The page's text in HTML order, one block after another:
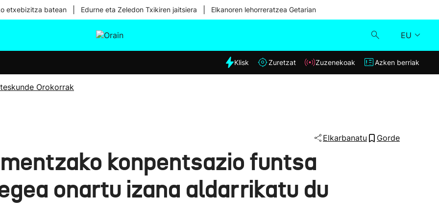
etxebizitza batean Edurne eta Zeledon Txikiren jaitsiera Elkanoren lehorreratzea Getarian
EU
Eguraldia
Klisk
Klisk Zuretzat Zuzenekoak Azken berriak
Orokorrak
Elkarbanatu Gorde
konpentsazio funtsa
onartu izana aldarrikatu du